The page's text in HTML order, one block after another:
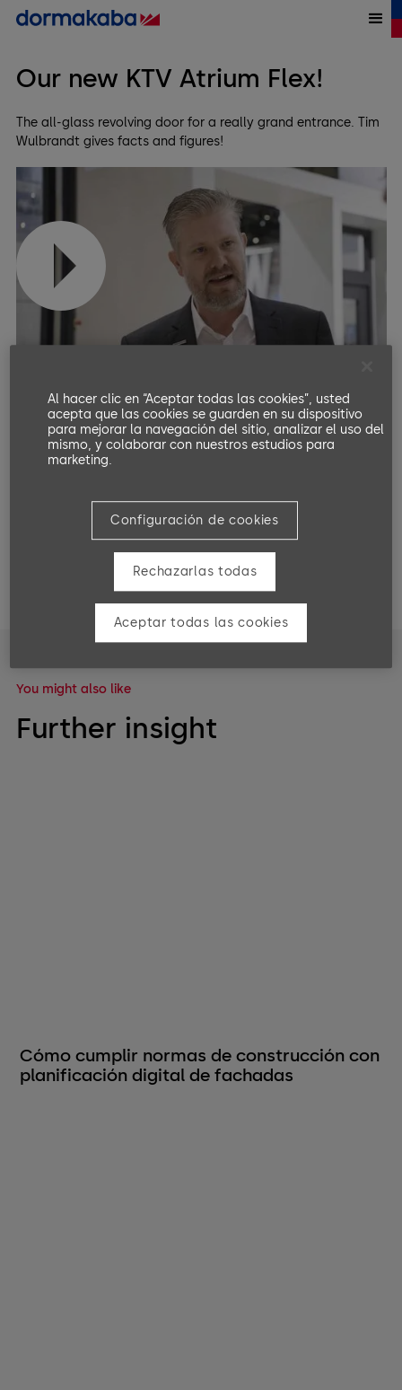
Our new KTV Atrium Flex!
The all-glass revolving door for a really grand entrance. Tim
Wulbrandt gives facts and figures!
As said in the video:
Die Ganzglas-Karussell-Tür für den richtig großen Auftritt. Tim
You might also like
Further insight
Cómo cumplir normas de construcción con
planificación digital de fachadas
Al hacer clic en “Aceptar todas las cookies”, usted
acepta que las cookies se guarden en su dispositivo
para mejorar la navegación del sitio, analizar el uso del
mismo, y colaborar con nuestros estudios para
marketing.
Configuración de cookies
Rechazarlas todas
Aceptar todas las cookies